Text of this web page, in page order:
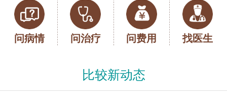
问病情 问治疗 问费用 找医生
比较新动态